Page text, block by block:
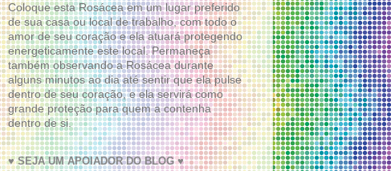
Coloque esta Rosácea em um lugar preferido
de sua casa ou local de trabalho, com todo o
amor de seu coração e ela atuará protegendo
energeticamente este local. Permaneça
também observando a Rosácea durante
alguns minutos ao dia até sentir que ela pulse
dentro de seu coração, e ela servirá como
grande proteção para quem a contenha
dentro de si.
♥ SEJA UM APOIADOR DO BLOG ♥